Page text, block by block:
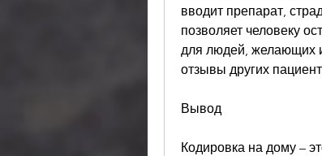
вводит препарат,
позволяет человеку
для людей, желающих
отзывы других
Вывод
Кодировка на дому –